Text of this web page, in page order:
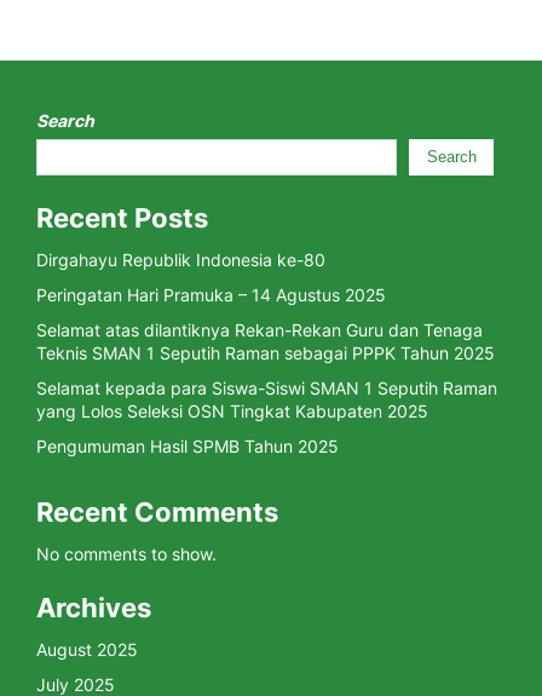
Search
Search
Recent Posts
Dirgahayu Republik Indonesia ke-80
Peringatan Hari Pramuka – 14 Agustus 2025
Selamat atas dilantiknya Rekan-Rekan Guru dan Tenaga
Teknis SMAN 1 Seputih Raman sebagai PPPK Tahun 2025
Selamat kepada para Siswa-Siswi SMAN 1 Seputih Raman
yang Lolos Seleksi OSN Tingkat Kabupaten 2025
Pengumuman Hasil SPMB Tahun 2025
Recent Comments
No comments to show.
Archives
August 2025
July 2025